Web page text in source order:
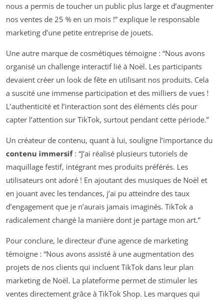
nous a permis de toucher un public plus large et d’augmenter
nos ventes de 25 % en un mois !” explique le responsable
marketing d’une petite entreprise de jouets.
Une autre marque de cosmétiques témoigne : “Nous avons
organisé un challenge interactif lié à Noël. Les participants
devaient créer un look de fête en utilisant nos produits. Cela
a suscité une immense participation et des milliers de vues !
L’authenticité et l’interaction sont des éléments clés pour
capter l’attention sur TikTok, surtout pendant cette période.”
Un créateur de contenu, quant à lui, souligne l’importance du
contenu immersif: “J’ai réalisé plusieurs tutoriels de
maquillage festif, intégrant mes produits préférés. Les
utilisateurs ont adoré ! En ajoutant des musiques de Noël et
en jouant avec les tendances, j’ai pu atteindre des taux
d’engagement que je n’aurais jamais imaginés. TikTok a
radicalement changé la manière dont je partage mon art.”
Pour conclure, le directeur d’une agence de marketing
témoigne : “Nous avons assisté à une augmentation des
projets de nos clients qui incluent TikTok dans leur plan
marketing de Noël. La plateforme permet de stimuler les
ventes directement grâce à TikTok Shop. Les marques qui